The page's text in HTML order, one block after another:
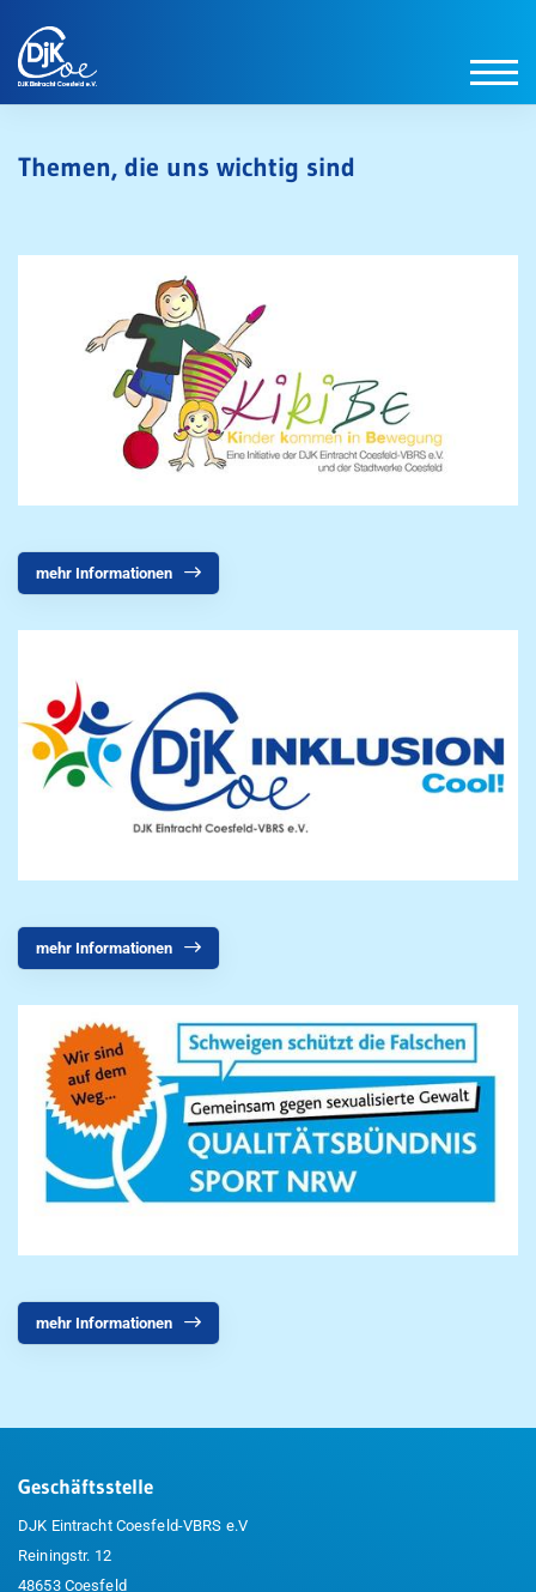
Themen, die uns wichtig sind
mehr Informationen
mehr Informationen
mehr Informationen
Geschäftsstelle
DJK Eintracht Coesfeld-VBRS e.V
Reiningstr. 12
48653 Coesfeld
[ Zurück zur Hauptseite ]